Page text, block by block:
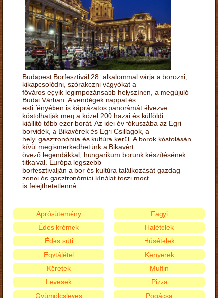
Budapest Borfesztivál 28. alkalommal várja a borozni,
kikapcsolódni, szórakozni vágyókat a
főváros egyik legimpozánsabb helyszínén, a megújuló
Budai Várban. A vendégek nappal és
esti fényében is káprázatos panorámát élvezve
kóstolhatják meg a közel 200 hazai és külföldi
kiállító több ezer borát. Az idei év fókuszába az Egri
borvidék, a Bikavérek és Egri Csillagok, a
helyi gasztronómia és kultúra kerül. A borok kóstolásán
kívül megismerkedhetünk a Bikavért
övező legendákkal, hungarikum borunk készítésének
titkaival. Európa legszebb
borfesztiválján a bor és kultúra találkozását gazdag
zenei és gasztronómiai kínálat teszi most
is felejthetetlenné.
Aprósütemény
Édes krémek
Édes süti
Egytálétel
Fagyi
Halételek
Húsételek
Kenyerek
Köretek
Levesek
Gyümölcsleves
Muffin
Pizza
Pogácsa